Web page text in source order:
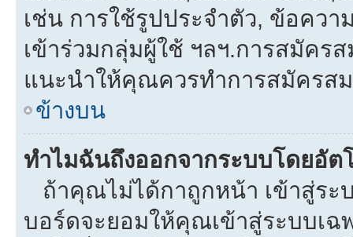
เช่น การใช้รูปประจำตัว, ข้อคว
เข้าร่วมกลุ่มผู้ใช้ ฯลฯ.การสมัคร
แนะนำให้คุณควรทำการสมัครส
ข้างบน
ทำไมฉันถึงออกจากระบบโดยอัต
ถ้าคุณไม่ได้กาถูกหน้า เข้าสู่ระ
บอร์ดจะยอมให้คุณเข้าสู่ระบบเ